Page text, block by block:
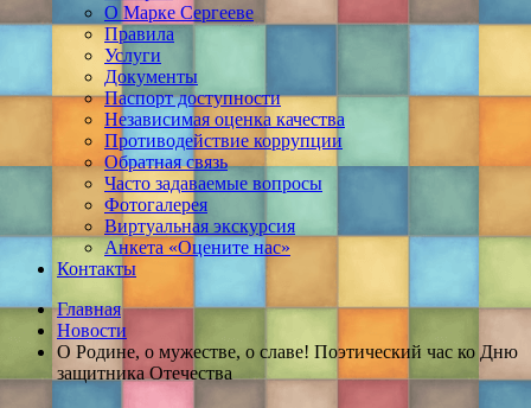
О Марке Сергееве
Правила
Услуги
Документы
Паспорт доступности
Независимая оценка качества
Противодействие коррупции
Обратная связь
Часто задаваемые вопросы
Фотогалерея
Виртуальная экскурсия
Анкета «Оцените нас»
Контакты
Главная
Новости
О Родине, о мужестве, о славе! Поэтический час ко Дню
защитника Отечества